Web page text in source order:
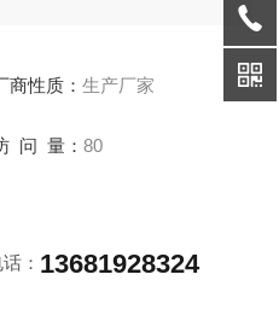
商性质： 生产厂家
问 量： 80
： 13681928324